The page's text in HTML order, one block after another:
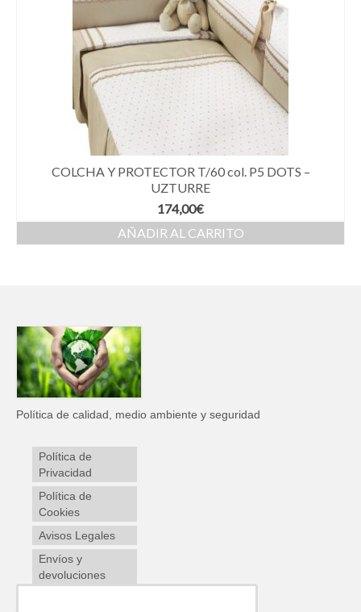
COLCHA Y PROTECTOR T/60 col. P5 DOTS –
UZTURRE
174,00€
AÑADIR AL CARRITO
Política de calidad, medio ambiente y seguridad
Política de
Privacidad
Política de
Cookies
Avisos Legales
Envíos y
devoluciones